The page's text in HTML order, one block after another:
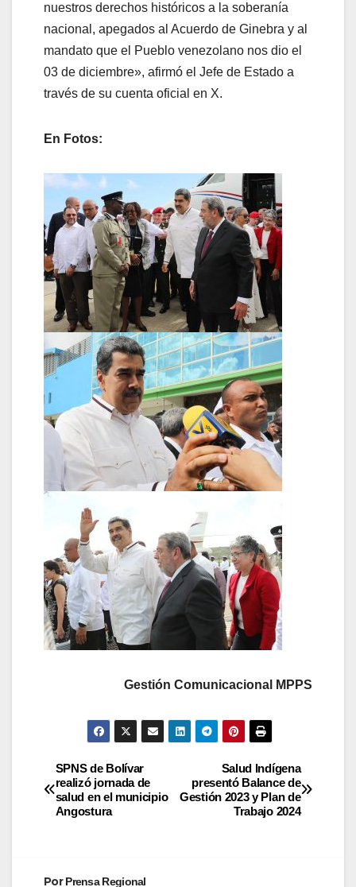
nuestros derechos históricos a la soberanía
nacional, apegados al Acuerdo de Ginebra y al
mandato que el Pueblo venezolano nos dio el
03 de diciembre», afirmó el Jefe de Estado a
través de su cuenta oficial en X.
En Fotos:
Gestión Comunicacional MPPS
Salud Indígena
presentó Balance de
Gestión 2023 y Plan de
Trabajo 2024
SPNS de Bolívar
realizó jornada de
salud en el municipio
Angostura
PorPrensa Regional